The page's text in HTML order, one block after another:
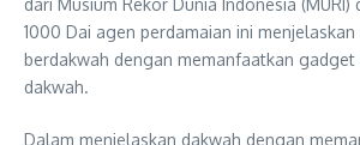
1000 Dai agen perdamaian ini menjelaskan
berdakwah dengan memanfaatkan gadget
dakwah.
Dalam menjelaskan dakwah dengan